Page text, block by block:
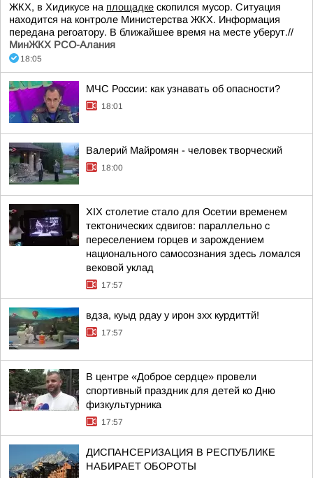
ЖКХ, в Хидикусе на площадке скопился мусор. Ситуация
находится на контроле Министерства ЖКХ. Информация
передана регоатору. В ближайшее время на месте уберут.//
МинЖКХ РСО-Алания
18:05
МЧС России: как узнавать об опасности?
18:01
Валерий Майромян - человек творческий
18:00
XIX столетие стало для Осетии временем
тектонических сдвигов: параллельно с
переселением горцев и зарождением
национального самосознания здесь ломался
вековой уклад
17:57
вдза, куыд рдау у ирон зхх курдиттй!
17:57
В центре «Доброе сердце» провели
спортивный праздник для детей ко Дню
физкультурника
17:57
ДИСПАНСЕРИЗАЦИЯ В РЕСПУБЛИКЕ
НАБИРАЕТ ОБОРОТЫ